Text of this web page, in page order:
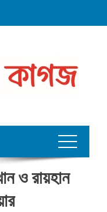
ও রায়হান